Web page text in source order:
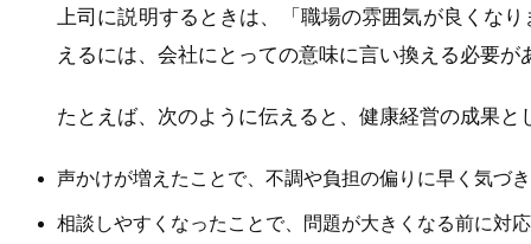
上司に説明するときは、「職場の雰囲気が良くな
えるには、会社にとっての意味に言い換える必要が
たとえば、次のように伝えると、健康経営の成果と
声かけが増えたことで、不調や負担の偏りに早く気づ
相談しやすくなったことで、問題が大きくなる前に対